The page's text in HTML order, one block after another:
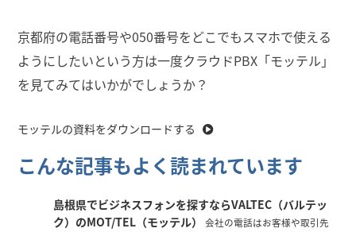
京都府の電話番号や050番号をどこでもスマホで使える
ようにしたいという方は一度クラウドPBX「モッテル」
を見てみてはいかがでしょうか？
モッテルの資料をダウンロードする
こんな記事もよく読まれています
島根県でビジネスフォンを探すならVALTEC（バルテッ
ク）のMOT/TEL（モッテル）
会社の電話はお客様や取引先